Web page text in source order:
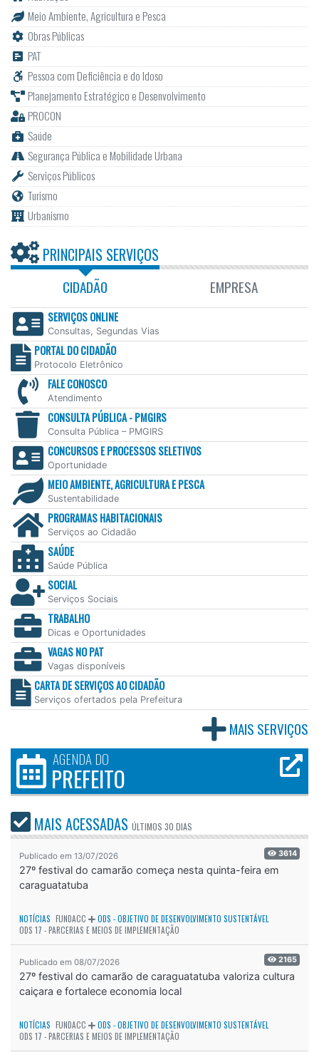
Meio Ambiente, Agricultura e Pesca
Obras Públicas
PAT
Pessoa com Deficiência e do Idoso
Planejamento Estratégico e Desenvolvimento
PROCON
Saúde
Segurança Pública e Mobilidade Urbana
Serviços Públicos
Turismo
Urbanismo
PRINCIPAIS SERVIÇOS
CIDADÃO EMPRESA
SERVIÇOS ONLINE
Consultas, Segundas Vias
PORTAL DO CIDADÃO
Protocolo Eletrônico
FALE CONOSCO
Atendimento
CONSULTA PÚBLICA - PMGIRS
Consulta Pública – PMGIRS
CONCURSOS E PROCESSOS SELETIVOS
Oportunidade
MEIO AMBIENTE, AGRICULTURA E PESCA
Sustentabilidade
PROGRAMAS HABITACIONAIS
Serviços ao Cidadão
SAÚDE
Saúde Pública
SOCIAL
Serviços Sociais
TRABALHO
Dicas e Oportunidades
VAGAS NO PAT
Vagas disponíveis
CARTA DE SERVIÇOS AO CIDADÃO
Serviços ofertados pela Prefeitura
MAIS SERVIÇOS
AGENDA DO
PREFEITO
MAIS ACESSADAS ÚLTIMOS 30 DIAS
Publicado em 13/07/2026 3614
27º festival do camarão começa nesta quinta-feira em
caraguatatuba
NOTÍCIAS FUNDACC
ODS - OBJETIVO DE DESENVOLVIMENTO SUSTENTÁVEL
ODS 17 - PARCERIAS E MEIOS DE IMPLEMENTAÇÃO
Publicado em 08/07/2026 2165
27º festival do camarão de caraguatatuba valoriza cultura
caiçara e fortalece economia local
NOTÍCIAS FUNDACC
ODS - OBJETIVO DE DESENVOLVIMENTO SUSTENTÁVEL
ODS 17 - PARCERIAS E MEIOS DE IMPLEMENTAÇÃO